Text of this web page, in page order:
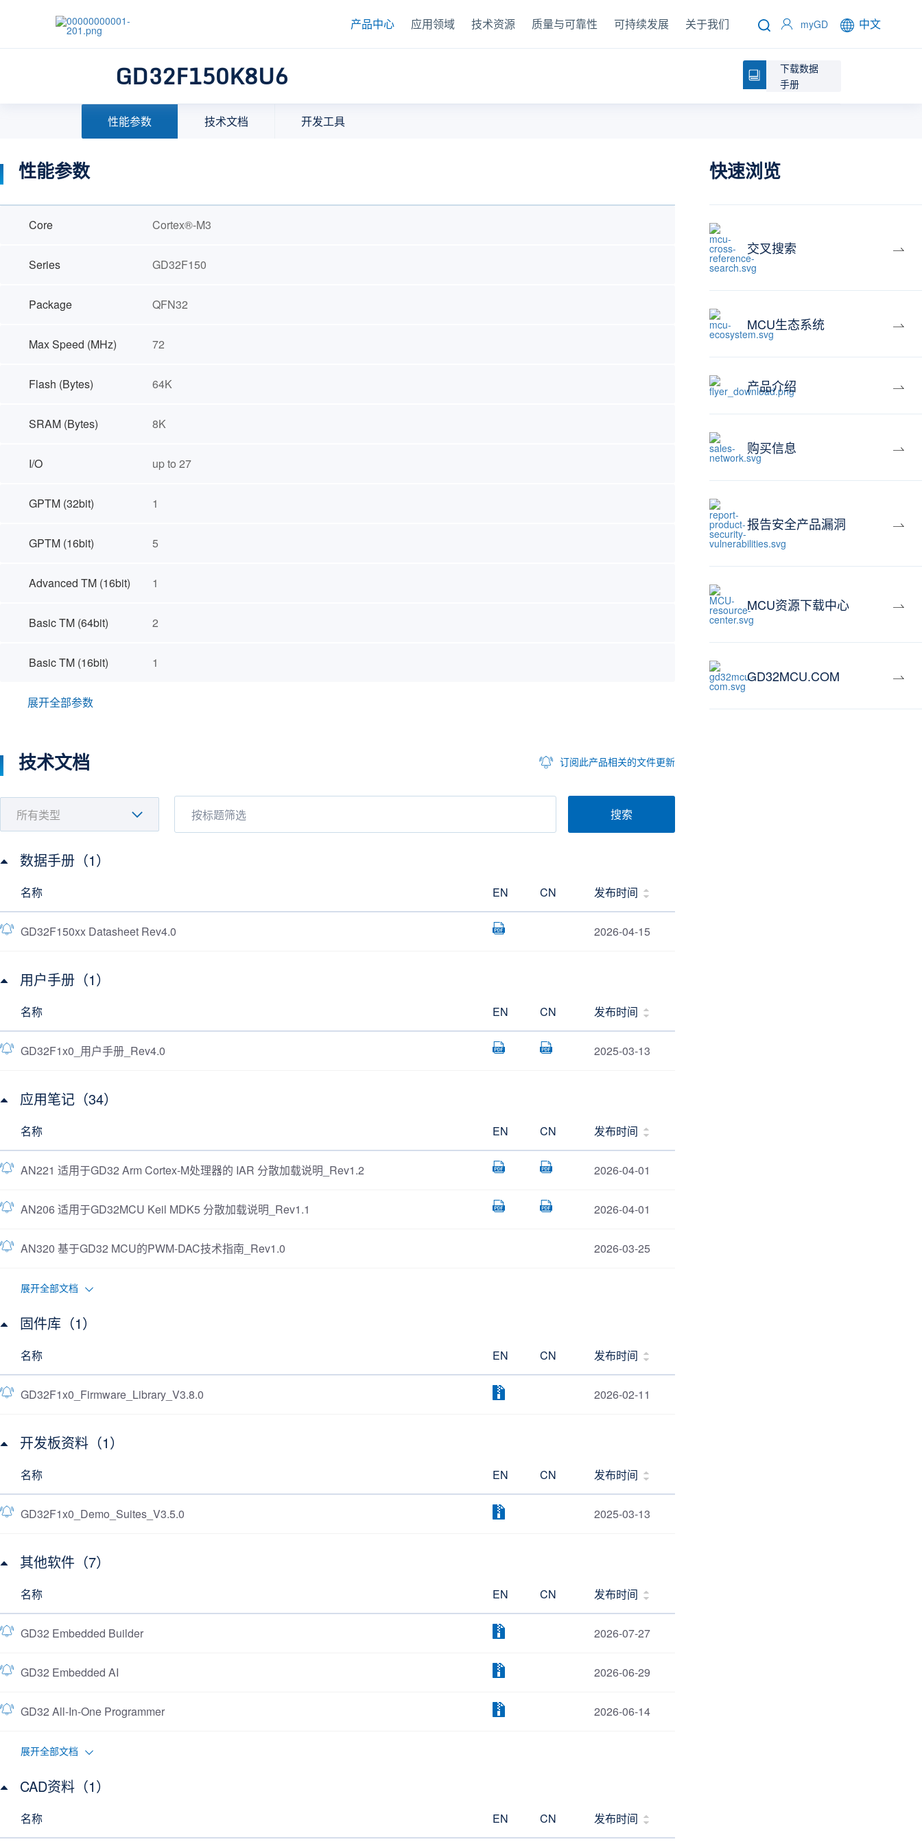
产品中心 应用领域 技术资源 质量与可靠性 可持续发展 关于我们 myGD 中文
GD32F150K8U6
下载数据
手册
性能参数 技术文档 开发工具
首页 >产品中心 >32位微控制器(MCU) >MCU选择器
性能参数
Core Cortex®-M3
Series GD32F150
Package QFN32
Max Speed (MHz) 72
Flash (Bytes) 64K
SRAM (Bytes) 8K
I/O up to 27
GPTM (32bit) 1
GPTM (16bit) 5
Advanced TM (16bit) 1
Basic TM (64bit) 2
Basic TM (16bit) 1
展开全部参数
技术文档 订阅此产品相关的文件更新
搜索
数据手册（1）
名称 EN CN 发布时间
GD32F150xx Datasheet Rev4.0 2026-04-15
用户手册（1）
名称 EN CN 发布时间
GD32F1x0_用户手册_Rev4.0 2025-03-13
应用笔记（34）
名称 EN CN 发布时间
AN221 适用于GD32 Arm Cortex-M处理器的 IAR 分散加载说明_Rev1.2 2026-04-01
AN206 适用于GD32MCU Keil MDK5 分散加载说明_Rev1.1 2026-04-01
AN320 基于GD32 MCU的PWM-DAC技术指南_Rev1.0 2026-03-25
展开全部文档
固件库（1）
名称 EN CN 发布时间
GD32F1x0_Firmware_Library_V3.8.0 2026-02-11
开发板资料（1）
名称 EN CN 发布时间
GD32F1x0_Demo_Suites_V3.5.0 2025-03-13
其他软件（7）
名称 EN CN 发布时间
GD32 Embedded Builder 2026-07-27
GD32 Embedded AI 2026-06-29
GD32 All-In-One Programmer 2026-06-14
展开全部文档
CAD资料（1）
名称 EN CN 发布时间
快速浏览
交叉搜索
MCU生态系统
产品介绍
购买信息
报告安全产品漏洞
MCU资源下载中心
GD32MCU.COM